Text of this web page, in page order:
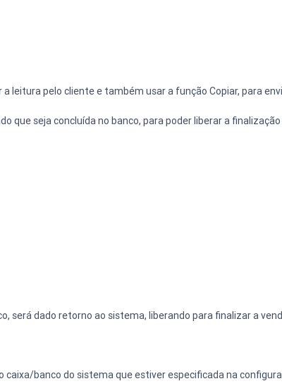
leitura pelo cliente e também usar a função Copiar, para
que seja concluída no banco, para poder liberar a finalização
será dado retorno ao sistema, liberando para finalizar a
banco do sistema que estiver especificada na